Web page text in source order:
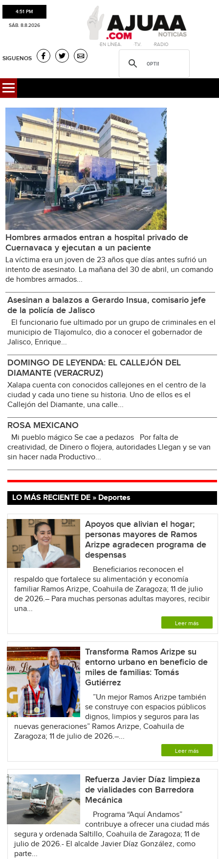
4:51 PM
SÁB. 8.8.2026
·EN LÍNEA. ·T.V. ·RADIO
SIGUENOS
Hombres armados entran a hospital privado de
Cuernavaca y ejecutan a un paciente
La víctima era un joven de 23 años que días antes sufrió un
intento de asesinato. La mañana del 30 de abril, un comando
de hombres armados...
Asesinan a balazos a Gerardo Insua, comisario jefe
de la policía de Jalisco
El funcionario fue ultimado por un grupo de criminales en el
municipio de Tlajomulco, dio a conocer el gobernador de
Jalisco, Enrique...
DOMINGO DE LEYENDA: EL CALLEJÓN DEL
DIAMANTE (VERACRUZ)
Xalapa cuenta con conocidos callejones en el centro de la
ciudad y cada uno tiene su historia. Uno de ellos es el
Callejón del Diamante, una calle...
ROSA MEXICANO
Mi pueblo mágico Se cae a pedazos Por falta de
creatividad, de Dinero o flojera, autoridades Llegan y se van
sin hacer nada Productivo...
LO MÁS RECIENTE DE » Deportes
Apoyos que alivian el hogar;
personas mayores de Ramos
Arizpe agradecen programa de
despensas
Beneficiarios reconocen el
respaldo que fortalece su alimentación y economía
familiar Ramos Arizpe, Coahuila de Zaragoza; 11 de julio
de 2026.– Para muchas personas adultas mayores, recibir
una...
Leer más
Transforma Ramos Arizpe su
entorno urbano en beneficio de
miles de familias: Tomás
Gutiérrez
”Un mejor Ramos Arizpe también
se construye con espacios públicos
dignos, limpios y seguros para las
nuevas generaciones” Ramos Arizpe, Coahuila de
Zaragoza; 11 de julio de 2026.–...
Leer más
Refuerza Javier Díaz limpieza
de vialidades con Barredora
Mecánica
Programa “Aquí Andamos”
contribuye a ofrecer una ciudad más
segura y ordenada Saltillo, Coahuila de Zaragoza; 11 de
julio de 2026.- El alcalde Javier Díaz González, como
parte...